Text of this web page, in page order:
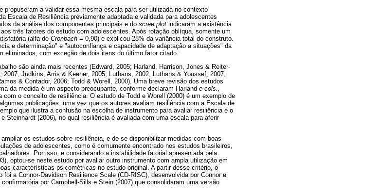
propuseram a validar essa mesma escala para ser utilizada no contexto
Escala de Resiliência previamente adaptada e validada para adolescentes
da análise dos componentes principais e do scree plot indicaram a existência
três fatores do estudo com adolescentes. Após rotação oblíqua, somente um
(alfa de Cronbach = 0,90) e explicou 28% da variância total do construto.
e determinação" e "autoconfiança e capacidade de adaptação a situações" da
eliminados, com exceção de dois itens do último fator citado.
são ainda mais recentes (Edward, 2005; Harland, Harrison, Jones & Reiter-
Judkins, Arris & Keener, 2005; Luthans, 2002; Luthans & Youssef, 2007;
& Contador, 2006; Todd & Worell, 2000). Uma breve revisão dos estudos
da medida é um aspecto preocupante, conforme declaram Harland e cols.,
o conceito de resiliência. O estudo de Todd e Worell (2000) é um exemplo de
publicações, uma vez que os autores avaliam resiliência com a Escala de
que ilustra a confusão na escolha de instrumento para avaliar resiliência é o
Steinhardt (2006), no qual resiliência é avaliada com uma escala para aferir
os estudos sobre resiliência, e de se disponibilizar medidas com boas
de adolescentes, como é comumente encontrado nos estudos brasileiros,
Por isso, e considerando a instabilidade fatorial apresentada pela
optou-se neste estudo por avaliar outro instrumento com ampla utilização em
características psicométricas no estudo original. A partir desse critério, o
a Connor-Davidson Resilience Scale (CD-RISC), desenvolvida por Connor e
por Campbell-Sills e Stein (2007) que consolidaram uma versão